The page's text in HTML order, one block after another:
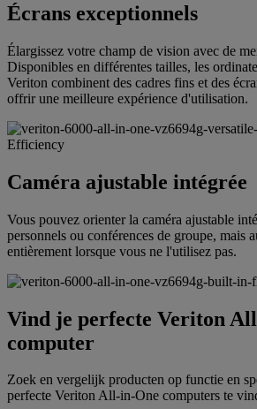
Écrans exceptionnels
Élargissez votre champ de vision avec de
Disponibles en différentes tailles, les
Veriton combinent des cadres fins et des
offrir une meilleure expérience d'utilisation.
Caméra ajustable intégrée
Vous pouvez orienter la caméra ajustable
personnels ou conférences de groupe, mais
entièrement lorsque vous ne l'utilisez pas.
Vind je perfecte Veriton
computer
Zoek en vergelijk producten op functie en
perfecte Veriton All-in-One computers te